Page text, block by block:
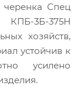
черенка Спец
3Б-375Н
хозяйств,
устойчив к
усилено